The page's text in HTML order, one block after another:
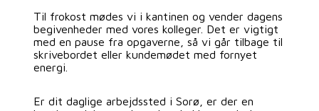
Til frokost mødes vi i kantinen og vender dagens
begivenheder med vores kolleger. Det er vigtigt
med en pause fra opgaverne, så vi går tilbage til
skrivebordet eller kundemødet med fornyet
energi.
Er dit daglige arbejdssted i Sorø, er der en